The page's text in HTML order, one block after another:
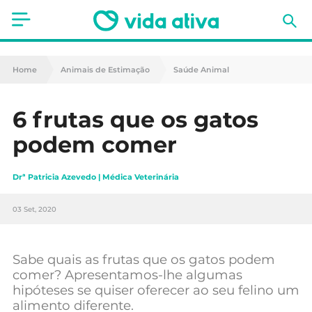
Saúde
Nutrição
Receitas
Animais de Estimação
Home Animais de Estimação Saúde Animal
6 frutas que os gatos
podem comer
Drª Patricia Azevedo | Médica Veterinária
03 Set, 2020
Sabe quais as frutas que os gatos podem
comer? Apresentamos-lhe algumas
hipóteses se quiser oferecer ao seu felino um
alimento diferente.